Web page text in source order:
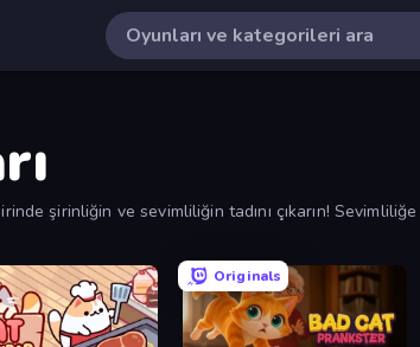
şirinliğin ve sevimliliğin tadını çıkarın!
Originals